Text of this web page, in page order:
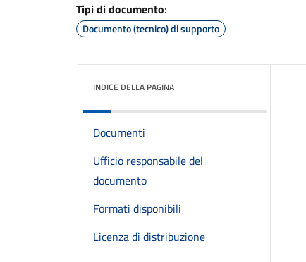
Tipi di documento:
Documento (tecnico) di supporto
INDICE DELLA PAGINA
Documenti
Ufficio responsabile del
documento
Formati disponibili
Licenza di distribuzione